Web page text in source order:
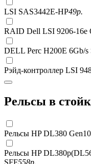
LSI SAS3442E-HP49р.
RAID Dell LSI 9206-16e
DELL Perc H200E 6Gb/
Рэйд-контроллер LSI
Рельсы в
Рельсы HP DL380
Рельсы HP